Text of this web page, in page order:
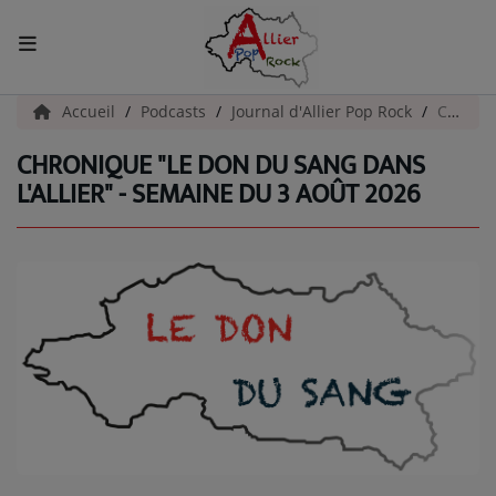
ACCUEIL
Actualités
INFOS - ALLIER
AGENDA CULTUREL - ALLIER
INFOS POP ROCK
La Radio
EMISSIONS
Accueil Podcasts Journal d'Allier Pop Rock Chronique "Le Don Du Sang Dans l'Allier" - Semaine du 3 Août 2026
CHRONIQUE "LE DON DU SANG DANS
L'ALLIER" - SEMAINE DU 3 AOÛT 2026